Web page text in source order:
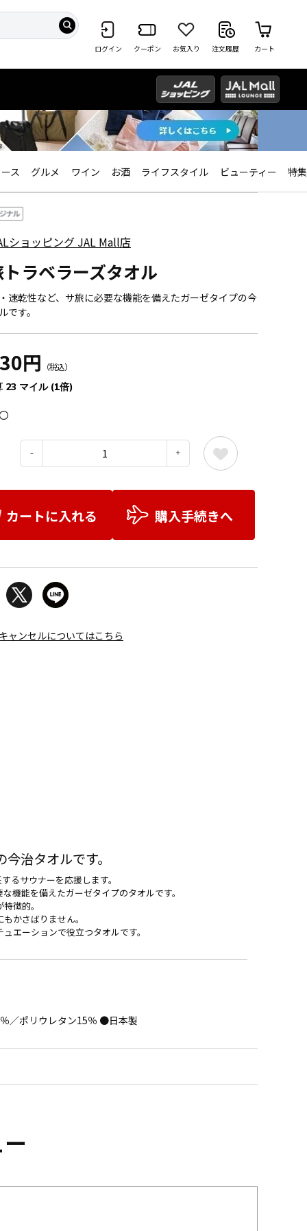
ログイン クーポン お気入り 注文履歴 カート
ス グルメ ワイン お酒 ライフスタイル ビューティー 特集
ショッピング JAL Mall店
ラベラーズタオル
速乾性など、サ旅に必要な機能を備えたガーゼタイプの今
です。
円 （税込）
23 マイル (1倍)
カートに入れる 購入手続きへ
ャンセルについてはこちら
治タオルです。
るサウナーを応援します。
機能を備えたガーゼタイプのタオルです。
徴的。
かさばりません。
エーションで役立つタオルです。
／ポリウレタン15％ ●日本製